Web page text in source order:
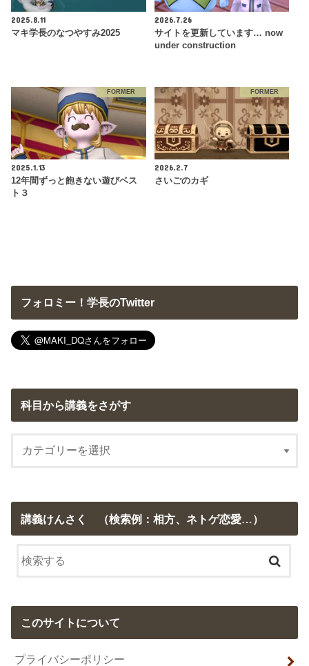
2025.8.11
マキ学長のなつやすみ2025
2026.7.26
サイトを更新しています… now
under construction
FORMER
2025.1.13
12年間ずっと飽きない遊びベス
ト３
FORMER
2026.2.7
さいごのカギ
フォロミー！学長のTwitter
科目から講義をさがす
講義けんさく （検索例：相方、ネトゲ恋愛…）
このサイトについて
プライバシーポリシー